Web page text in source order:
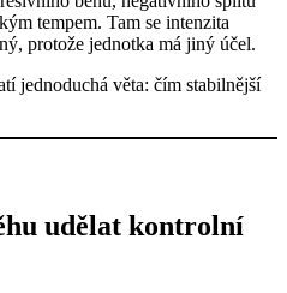
tempem. Tam se intenzita
protože jednotka má jiný účel.
jednoduchá věta: čím stabilnější
udělat kontrolní